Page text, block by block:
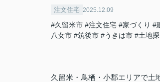
注文住宅 2025.12.09
#久留米市 #注文住宅 #家づくり #
八女市 #筑後市 #うきは市 #土地探
久留米・鳥栖・小郡エリアで土